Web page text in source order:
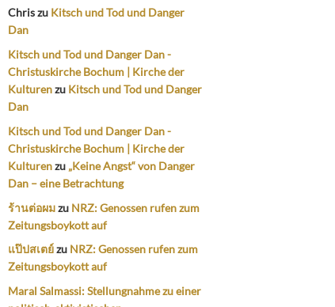
Chriszu Kitsch und Tod und Danger
Dan
Kitsch und Tod und Danger Dan -
Christuskirche Bochum | Kirche der
Kulturenzu Kitsch und Tod und Danger
Dan
Kitsch und Tod und Danger Dan -
Christuskirche Bochum | Kirche der
Kulturenzu „Keine Angst“ von Danger
Dan – eine Betrachtung
ร้านต่อผมzu NRZ: Genossen rufen zum
Zeitungsboykott auf
แป๊ปสเตย์zu NRZ: Genossen rufen zum
Zeitungsboykott auf
Maral Salmassi: Stellungnahme zu einer